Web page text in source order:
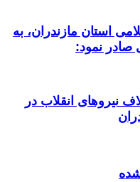
استان مازندران، به
صادر نمود:
نیروهای انقلاب در